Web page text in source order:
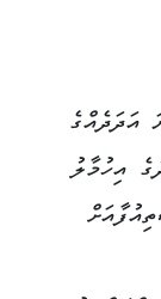
އަދަދެއްގެ
އިހުމާލު